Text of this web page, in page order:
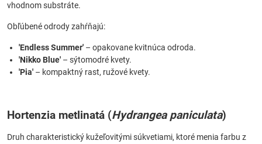
vhodnom substráte.
Obľúbené odrody zahŕňajú:
'Endless Summer' – opakovane kvitnúca odroda.
'Nikko Blue' – sýtomodré kvety.
'Pia' – kompaktný rast, ružové kvety.
Hortenzia metlinatá (Hydrangea paniculata)
Druh charakteristický kužeľovitými súkvetiami, ktoré menia farbu z